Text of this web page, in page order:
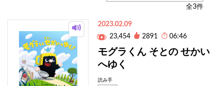
全3件
2023.02.09
23,454
2891 06:46
モグラくん そとの せかい
へゆく
読み手